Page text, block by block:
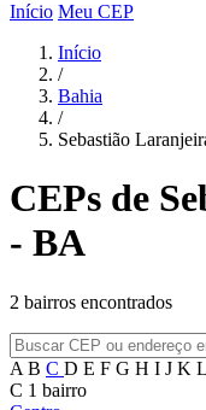
Início Meu CEP
Início
/
Bahia
/
Sebastião
CEPs de
- BA
2 bairros encontrados
A B C D E F G H I J K L
C 1 bairro